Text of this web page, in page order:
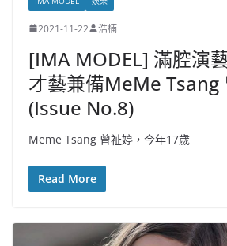
2021-11-22 浩楠
[IMA MODEL] 滿腔演
才藝兼備MeMe Tsang
(Issue No.8)
Meme Tsang 曾祉婷，今年17歲
Read More